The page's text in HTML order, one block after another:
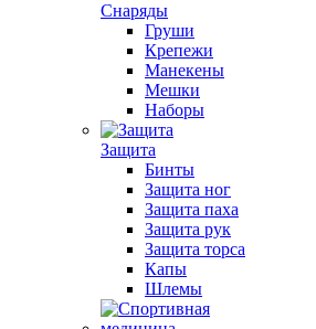
Снаряды
Груши
Крепежи
Манекены
Мешки
Наборы
Защита
Бинты
Защита ног
Защита паха
Защита рук
Защита торса
Капы
Шлемы